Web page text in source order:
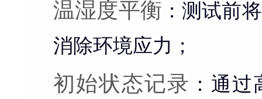
温湿度平衡 ：测试前
消除环境应力；
初始状态记录 ：通